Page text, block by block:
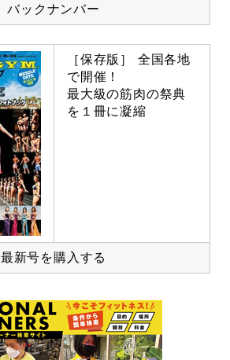
バックナンバー
［保存版］ 全国各地
で開催！
最大級の筋肉の祭典
を１冊に凝縮
最新号を購入する